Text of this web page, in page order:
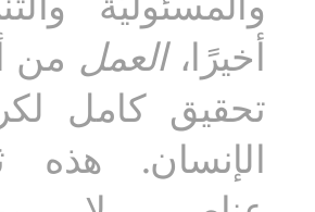
أخيرًا،العمل من
تحقيق كامل
الإنسان. هذه